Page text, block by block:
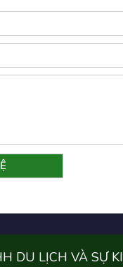
DU LỊCH VÀ SỰ